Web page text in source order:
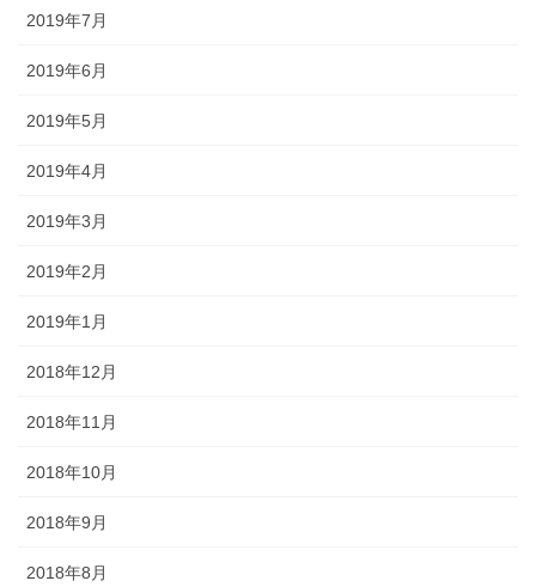
2019年7月
2019年6月
2019年5月
2019年4月
2019年3月
2019年2月
2019年1月
2018年12月
2018年11月
2018年10月
2018年9月
2018年8月